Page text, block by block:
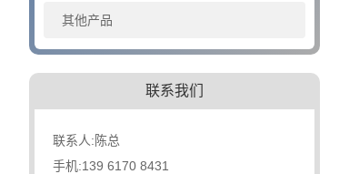
其他产品
联系我们
联系人:陈总
手机:139 6170 8431